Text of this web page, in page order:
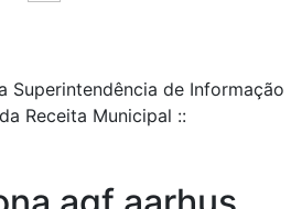
Superintendência de Informação
Receita Municipal ::